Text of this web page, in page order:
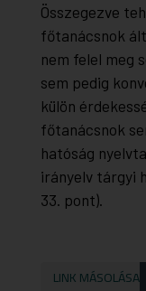
Összegezve
főtanácsnok
nem felel meg
sem pedig
külön
főtanácsnok
hatóság
irányelv tárgyi
33. pont).
LINK MÁSOLÁSA